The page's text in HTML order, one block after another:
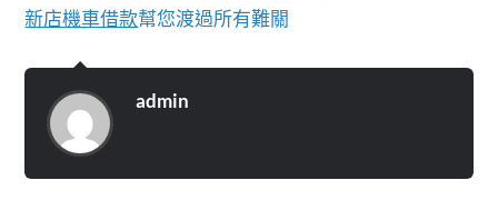
新店機車借款幫您渡過所有難關
admin